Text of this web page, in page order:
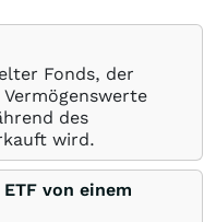
Fonds, der
des
wird.
von einem